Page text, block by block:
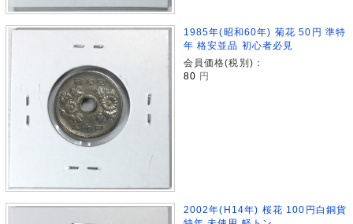
1985年(昭和60年) 菊花 50円 準特
年 格安並品 初心者必見
会員価格(税別)：
80 円
2002年(H14年) 桜花 100円白銅貨